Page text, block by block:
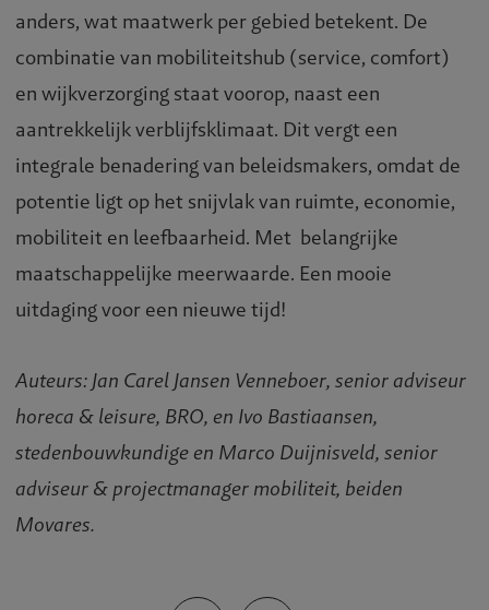
anders, wat maatwerk per gebied betekent. De
combinatie van mobiliteitshub (service, comfort)
en wijkverzorging staat voorop, naast een
aantrekkelijk verblijfsklimaat. Dit vergt een
integrale benadering van beleidsmakers, omdat de
potentie ligt op het snijvlak van ruimte, economie,
mobiliteit en leefbaarheid. Met belangrijke
maatschappelijke meerwaarde. Een mooie
uitdaging voor een nieuwe tijd!
Auteurs: Jan Carel Jansen Venneboer, senior adviseur
horeca & leisure, BRO, en Ivo Bastiaansen,
stedenbouwkundige en Marco Duijnisveld, senior
adviseur & projectmanager mobiliteit, beiden
Movares.